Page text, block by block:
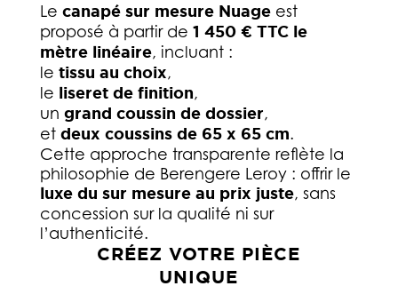
Le canapé sur mesure Nuageest
proposé à partir de 1 450 € TTC le
mètre linéaire, incluant :
le tissu au choix,
le liseret de finition,
un grand coussin de dossier,
et deux coussins de 65 x 65 cm.
Cette approche transparente reflète la
philosophie de Berengere Leroy : offrir le
luxe du sur mesure au prix juste, sans
concession sur la qualité ni sur
l’authenticité.
CRÉEZ VOTRE PIÈCE
UNIQUE